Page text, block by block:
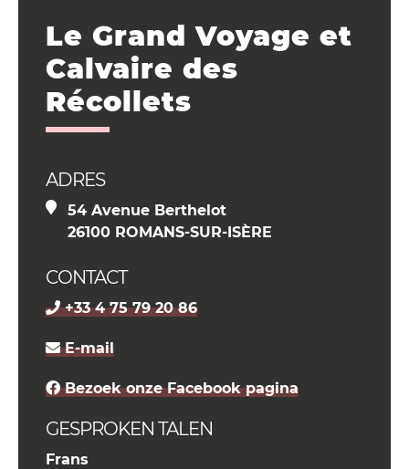
Le Grand Voyage et
Calvaire des
Récollets
ADRES
54 Avenue Berthelot
26100 ROMANS-SUR-ISÈRE
CONTACT
+33 4 75 79 20 86
E-mail
Bezoek onze Facebook pagina
GESPROKEN TALEN
Frans